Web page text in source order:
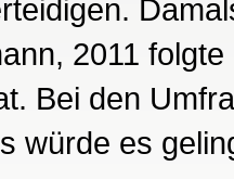
2011
Bei den
würde es